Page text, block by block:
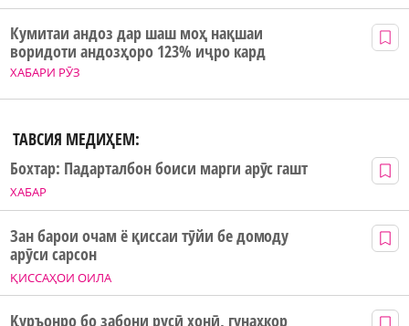
ХАБАРИ РӮЗ
Кумитаи андоз дар шаш моҳ нақшаи
воридоти андозҳоро 123% иҷро кард
ТАВСИЯ МЕДИҲЕМ:
ХАБАР
Бохтар: Падарталбон боиси марги арӯс гашт
ҚИССАҲОИ ОИЛА
Зан барои очам ё қиссаи тӯйи бе домоду
арӯси сарсон
Қуръонро бо забони русӣ хонӣ, гунаҳкор